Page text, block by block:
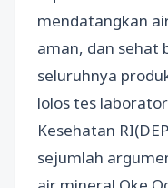
mendatangkan
aman, dan sehat
seluruhnya
lolos tes
Kesehatan
sejumlah